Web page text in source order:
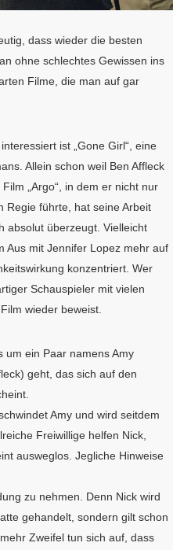
dass wieder die besten
ohne schlechtes Gewissen ins
Filme, die man auf gar
ist „Gone Girl“, eine
Allein schon weil Ben Affleck
„Argo“, in dem er nicht nur
Regie führte, hat seine Arbeit
absolut überzeugt. Vielleicht
Aus mit Jennifer Lopez mehr auf
konzentriert. Wer
Schauspieler mit vielen
wieder beweist.
um ein Paar namens Amy
geht, das sich auf den
Amy und wird seitdem
Freiwillige helfen Nick,
ausweglos. Jegliche Hinweise
zu nehmen. Denn Nick wird
gehandelt, sondern gilt schon
Zweifel tun sich auf, dass